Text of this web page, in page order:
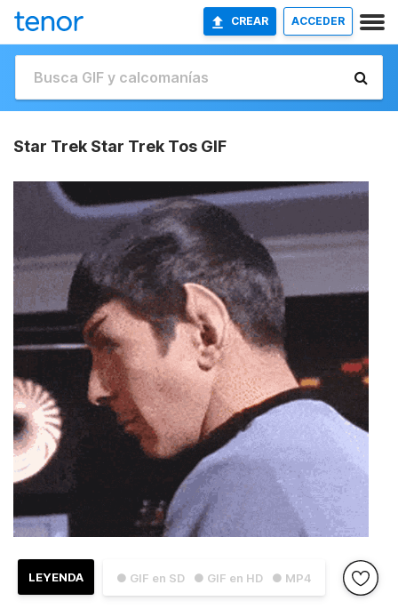
CREAR ACCEDER
Star Trek Star Trek Tos GIF
● GIF en SD ● GIF en HD ● MP4
LEYENDA